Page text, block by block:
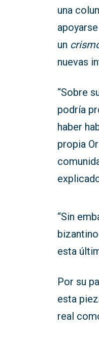
una
un
nuevas
“Sobre
podría
haber
propia
“Sin
esta
Por su
esta
real